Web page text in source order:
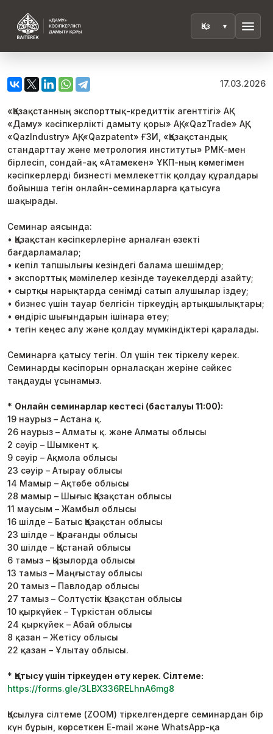
menu
17.03.2026
«Қазақстанның экспорттық-кредиттік агенттігі» АҚ
«Даму» кәсіпкерлікті дамыту қоры» АҚ, «QazTrade» АҚ,
«QazIndustry» АҚ, «Qazpatent» ҒЗИ, «Қазақстандық
стандарттау және метрология институты» РМК-мен
бірлесіп, сондай-ақ «Атамекен» ҰКП-ның көмегімен
кәсіпкерлерді бизнесті мемлекеттік қолдау құралдары
бойынша тегін онлайн-семинарларға қатысуға
шақырады.
Семинар аясында:
• Қазақстан кәсіпкерлеріне арналған өзекті
бағдарламалар;
• кепіл тапшылығы кезіндегі балама шешімдер;
• экспорттық мәмілелер кезінде тәуекелдерді азайту;
• сыртқы нарықтарда сенімді сатып алушылар іздеу;
• бизнес үшін тауар белгісін тіркеудің артықшылықтары;
• өндіріс шығындарын ішінара өтеу;
• тегін кеңес алу және қолдау мүмкіндіктері қаралады.
Семинарға қатысу тегін. Ол үшін тек тіркелу керек.
Семинарды кәсіпорын орналасқан жеріне сәйкес
таңдауды ұсынамыз.
* Онлайн семинарлар кестесі (басталуы 11:00):
19 наурыз – Астана қ.
26 наурыз – Алматы қ. және Алматы облысы
2 сәуір – Шымкент қ.
9 сәуір – Ақмола облысы
23 сәуір – Атырау облысы
14 Мамыр – Ақтөбе облысы
28 мамыр – Шығыс Қазақстан облысы
11 маусым – Жамбыл облысы
16 шілде – Батыс Қазақстан облысы
23 шілде – Қарағанды облысы
30 шілде – Қостанай облысы
6 тамыз – Қызылорда облысы
13 тамыз – Маңғыстау облысы
20 тамыз – Павлодар облысы
27 тамыз – Солтүстік Қазақстан облысы
10 қыркүйек – Түркістан облысы
24 қыркүйек – Абай облысы
8 қазан – Жетісу облысы
22 қазан – Ұлытау облысы.
* Қатысу үшін тіркеуден өту керек. Сілтеме:
https://forms.gle/3LBX336RELhnA6mg8
Қосылуға сілтеме (ZOOM) тіркелгендерге семинардан бір
күн бұрын, көрсеткен E-mail және WhatsApp-қа